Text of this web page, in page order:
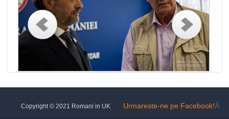
Urmareste-ne pe Facebook!Â
Copyright © 2021 Romani in UK